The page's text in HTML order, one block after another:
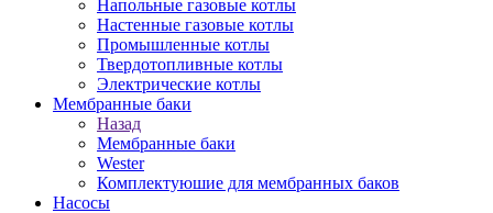
Напольные газовые котлы
Настенные газовые котлы
Промышленные котлы
Твердотопливные котлы
Электрические котлы
Мембранные баки
Назад
Мембранные баки
Wester
Комплектуюшие для мембранных баков
Насосы